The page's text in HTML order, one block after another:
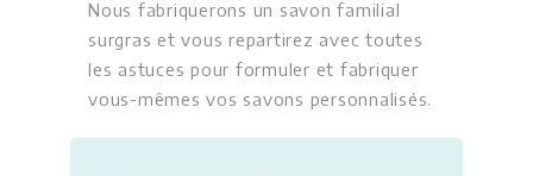
Nous fabriquerons un savon familial
surgras et vous repartirez avec toutes
les astuces pour formuler et fabriquer
vous-mêmes vos savons personnalisés.